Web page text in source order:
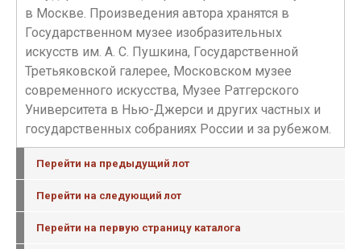
в Москве. Произведения автора хранятся в
Государственном музее изобразительных
искусств им. А. С. Пушкина, Государственной
Третьяковской галерее, Московском музее
современного искусства, Музее Ратгерского
Университета в Нью-Джерси и других частных и
государственных собраниях России и за рубежом.
Перейти на предыдущий лот
Перейти на следующий лот
Перейти на первую страницу каталога